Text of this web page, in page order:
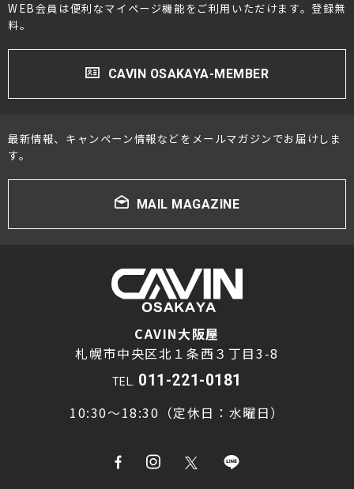
WEB会員は便利なマイページ機能をご利用いただけます。登録無
料。
CAVIN OSAKAYA-MEMBER
最新情報、キャンペーン情報などをメールマガジンでお届けしま
す。
MAIL MAGAZINE
CAVIN大阪屋
札幌市中央区北１条西３丁目3-8
TEL. 011-221-0181
10:30～18:30（定休日：水曜日）